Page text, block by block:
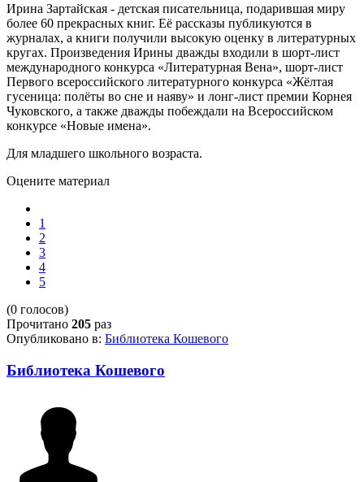
Ирина Зартайская - детская писательница, подарившая миру
более 60 прекрасных книг. Её рассказы публикуются в
журналах, а книги получили высокую оценку в литературных
кругах. Произведения Ирины дважды входили в шорт-лист
международного конкурса «Литературная Вена», шорт-лист
Первого всероссийского литературного конкурса «Жёлтая
гусеница: полёты во сне и наяву» и лонг-лист премии Корнея
Чуковского, а также дважды побеждали на Всероссийском
конкурсе «Новые имена».
Для младшего школьного возраста.
Оцените материал
1
2
3
4
5
(0 голосов)
Прочитано 205 раз
Опубликовано в: Библиотека Кошевого
Библиотека Кошевого